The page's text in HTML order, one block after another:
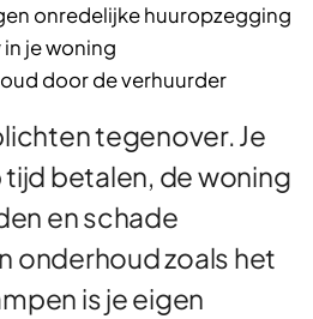
onredelijke huuropzegging
je woning
door de verhuurder
tegenover. Je
betalen, de woning
en schade
onderhoud zoals het
is je eigen